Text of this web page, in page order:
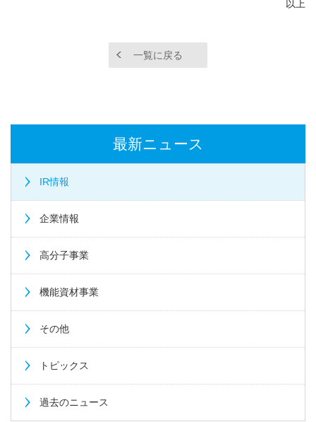
以上
一覧に戻る
最新ニュース
IR情報
企業情報
高分子事業
機能資材事業
その他
トピックス
過去のニュース